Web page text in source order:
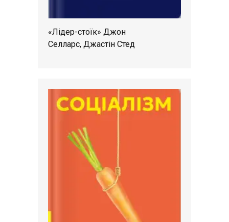
«Лідер-стоїк» Джон
Селларс, Джастін Стед